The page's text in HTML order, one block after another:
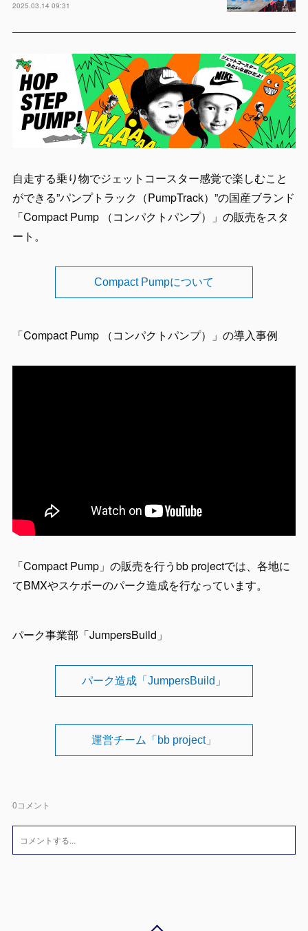
2025.03.14 09:31
自走する乗り物でジェットコースター感覚で楽しむこと
ができる”パンプトラック（PumpTrack）”の国産ブランド
「Compact Pump （コンパクトパンプ）」の販売をスタ
ート。
Compact Pumpについて
「Compact Pump （コンパクトパンプ）」の導入事例
「Compact Pump」の販売を行うbb projectでは、各地に
てBMXやスケボーのパーク造成を行なっています。
パーク事業部「JumpersBuild」
パーク造成「JumpersBuild」
運営チーム「bb project」
0コメント